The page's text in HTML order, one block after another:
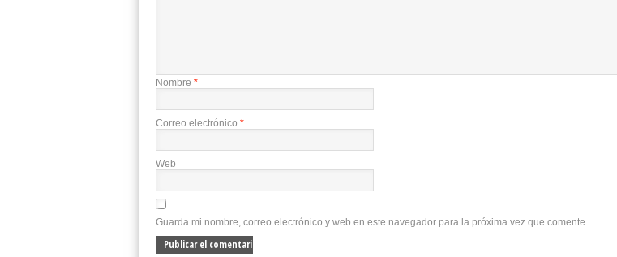
Nombre *
Correo electrónico *
Web
Guarda mi nombre, correo electrónico y web en este navegador para la próxima vez que comente.